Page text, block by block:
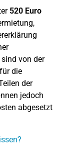
520 Euro
von der
die
der
jedoch
abgesetzt